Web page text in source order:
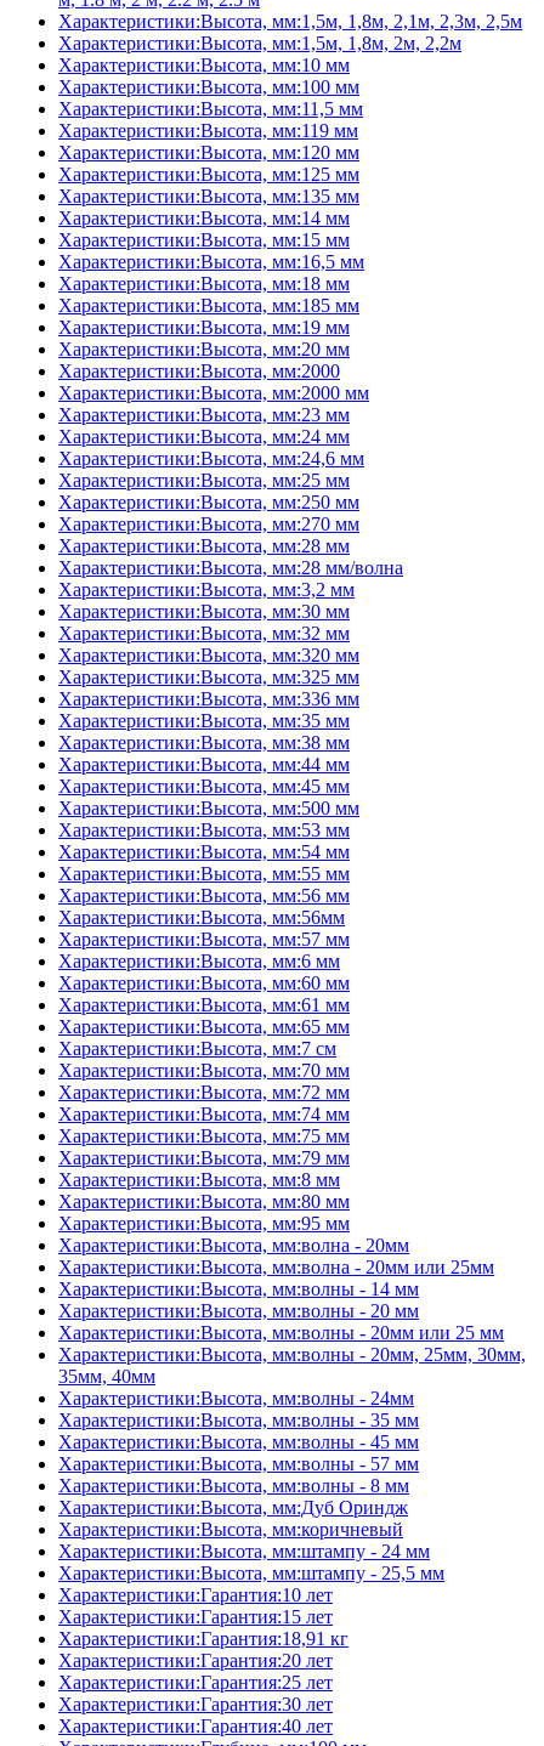
Характеристики:Высота, мм:1,5м, 1,8м, 2,1м, 2,3м, 2,5м
Характеристики:Высота, мм:1,5м, 1,8м, 2м, 2,2м
Характеристики:Высота, мм:10 мм
Характеристики:Высота, мм:100 мм
Характеристики:Высота, мм:11,5 мм
Характеристики:Высота, мм:119 мм
Характеристики:Высота, мм:120 мм
Характеристики:Высота, мм:125 мм
Характеристики:Высота, мм:135 мм
Характеристики:Высота, мм:14 мм
Характеристики:Высота, мм:15 мм
Характеристики:Высота, мм:16,5 мм
Характеристики:Высота, мм:18 мм
Характеристики:Высота, мм:185 мм
Характеристики:Высота, мм:19 мм
Характеристики:Высота, мм:20 мм
Характеристики:Высота, мм:2000
Характеристики:Высота, мм:2000 мм
Характеристики:Высота, мм:23 мм
Характеристики:Высота, мм:24 мм
Характеристики:Высота, мм:24,6 мм
Характеристики:Высота, мм:25 мм
Характеристики:Высота, мм:250 мм
Характеристики:Высота, мм:270 мм
Характеристики:Высота, мм:28 мм
Характеристики:Высота, мм:28 мм/волна
Характеристики:Высота, мм:3,2 мм
Характеристики:Высота, мм:30 мм
Характеристики:Высота, мм:32 мм
Характеристики:Высота, мм:320 мм
Характеристики:Высота, мм:325 мм
Характеристики:Высота, мм:336 мм
Характеристики:Высота, мм:35 мм
Характеристики:Высота, мм:38 мм
Характеристики:Высота, мм:44 мм
Характеристики:Высота, мм:45 мм
Характеристики:Высота, мм:500 мм
Характеристики:Высота, мм:53 мм
Характеристики:Высота, мм:54 мм
Характеристики:Высота, мм:55 мм
Характеристики:Высота, мм:56 мм
Характеристики:Высота, мм:56мм
Характеристики:Высота, мм:57 мм
Характеристики:Высота, мм:6 мм
Характеристики:Высота, мм:60 мм
Характеристики:Высота, мм:61 мм
Характеристики:Высота, мм:65 мм
Характеристики:Высота, мм:7 см
Характеристики:Высота, мм:70 мм
Характеристики:Высота, мм:72 мм
Характеристики:Высота, мм:74 мм
Характеристики:Высота, мм:75 мм
Характеристики:Высота, мм:79 мм
Характеристики:Высота, мм:8 мм
Характеристики:Высота, мм:80 мм
Характеристики:Высота, мм:95 мм
Характеристики:Высота, мм:волна - 20мм
Характеристики:Высота, мм:волна - 20мм или 25мм
Характеристики:Высота, мм:волны - 14 мм
Характеристики:Высота, мм:волны - 20 мм
Характеристики:Высота, мм:волны - 20мм или 25 мм
Характеристики:Высота, мм:волны - 20мм, 25мм, 30мм,
35мм, 40мм
Характеристики:Высота, мм:волны - 24мм
Характеристики:Высота, мм:волны - 35 мм
Характеристики:Высота, мм:волны - 45 мм
Характеристики:Высота, мм:волны - 57 мм
Характеристики:Высота, мм:волны - 8 мм
Характеристики:Высота, мм:Дуб Ориндж
Характеристики:Высота, мм:коричневый
Характеристики:Высота, мм:штампу - 24 мм
Характеристики:Высота, мм:штампу - 25,5 мм
Характеристики:Гарантия:10 лет
Характеристики:Гарантия:15 лет
Характеристики:Гарантия:18,91 кг
Характеристики:Гарантия:20 лет
Характеристики:Гарантия:25 лет
Характеристики:Гарантия:30 лет
Характеристики:Гарантия:40 лет